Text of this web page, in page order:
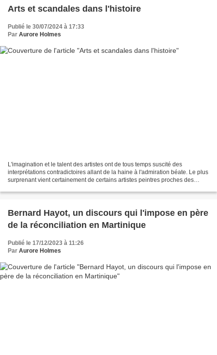
Arts et scandales dans l'histoire
Publié le 30/07/2024 à 17:33
Par Aurore Holmes
L'imagination et le talent des artistes ont de tous temps suscité des
interprétations contradictoires allant de la haine à l'admiration béate. Le plus
surprenant vient certainement de certains artistes peintres proches des
Bernard Hayot, un discours qui l'impose en père
de la réconciliation en Martinique
Publié le 17/12/2023 à 11:26
Par Aurore Holmes